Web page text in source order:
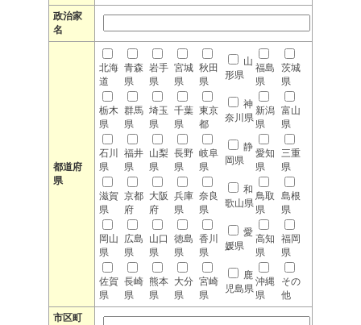
政治家
名
都道府
県
北海
道
青森
県
岩手
県
宮城
県
秋田
県
山
形県
福島
県
茨城
県
栃木
県
群馬
県
埼玉
県
千葉
県
東京
都
神
奈川県
新潟
県
富山
県
石川
県
福井
県
山梨
県
長野
県
岐阜
県
静
岡県
愛知
県
三重
県
滋賀
県
京都
府
大阪
府
兵庫
県
奈良
県
和
歌山県
鳥取
県
島根
県
岡山
県
広島
県
山口
県
徳島
県
香川
県
愛
媛県
高知
県
福岡
県
佐賀
県
長崎
県
熊本
県
大分
県
宮崎
県
鹿
児島県
沖縄
県
その
他
市区町